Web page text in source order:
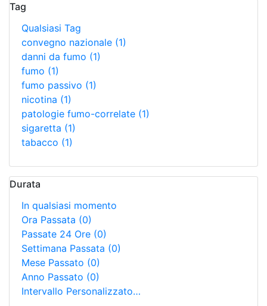
Tag
Qualsiasi Tag
convegno nazionale (1)
danni da fumo (1)
fumo (1)
fumo passivo (1)
nicotina (1)
patologie fumo-correlate (1)
sigaretta (1)
tabacco (1)
Durata
In qualsiasi momento
Ora Passata (0)
Passate 24 Ore (0)
Settimana Passata (0)
Mese Passato (0)
Anno Passato (0)
Intervallo Personalizzato…